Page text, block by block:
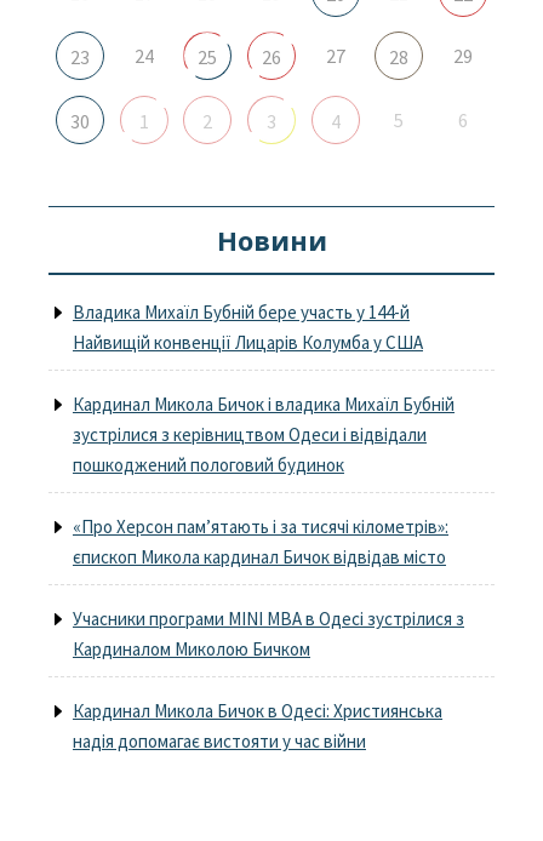
23 24 25 26 27 28 29
30 1 2 3 4 5 6
Новини
Владика Михаїл Бубній бере участь у 144-й
Найвищій конвенції Лицарів Колумба у США
Кардинал Микола Бичок і владика Михаїл Бубній
зустрілися з керівництвом Одеси і відвідали
пошкоджений пологовий будинок
«Про Херсон пам’ятають і за тисячі кілометрів»:
єпископ Микола кардинал Бичок відвідав місто
Учасники програми MINI MBA в Одесі зустрілися з
Кардиналом Миколою Бичком
Кардинал Микола Бичок в Одесі: Християнська
надія допомагає вистояти у час війни